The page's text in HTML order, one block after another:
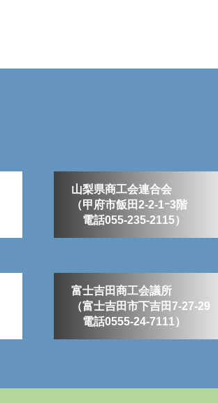
山梨県商工会連合会
（甲府市飯田2-2-1ｰ3階
電話055-235-2115）
富士吉田商工会議所
（富士吉田市下吉田7-27-29
電話0555-24-7111）